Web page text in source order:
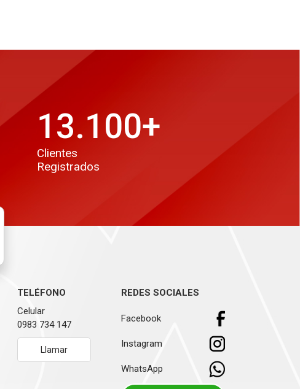
13.100+
Clientes
Registrados
TELÉFONO
Celular
0983 734 147
Llamar
REDES SOCIALES
Facebook
Instagram
WhatsApp